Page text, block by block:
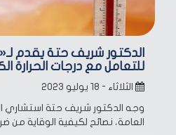
الدكتور شريف حتة يقدم
للتعامل مع درجات الحرارة
الثلاثاء - ١٨ يوليو ٢٠٢٣
وجه الدكتور شريف حتة استشاري
العامة، نصائح لكيفية الوقاية